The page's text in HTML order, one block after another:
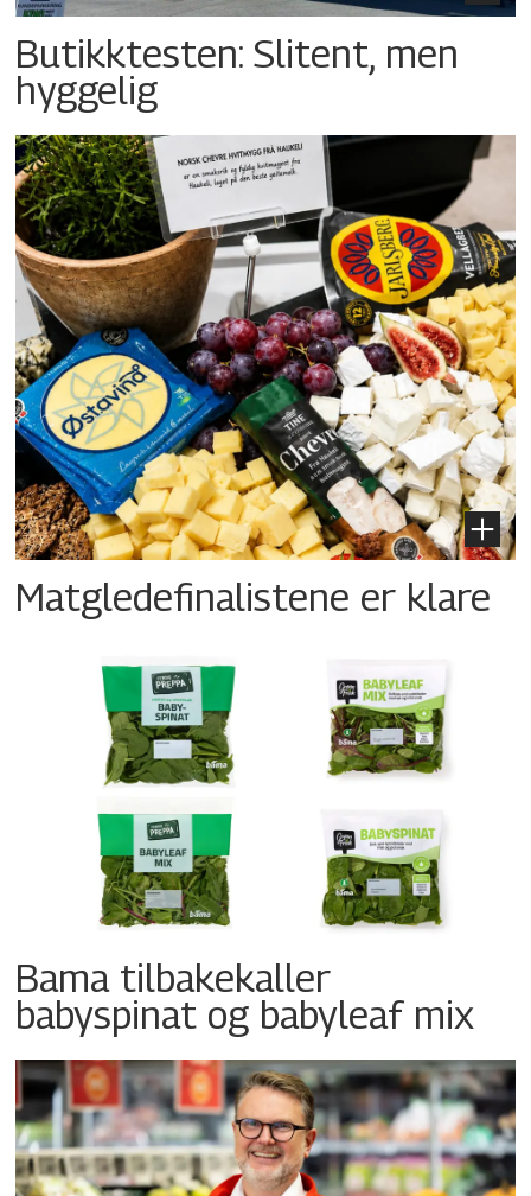
Butikktesten: Slitent, men
hyggelig
Matgledefinalistene er klare
Bama tilbakekaller
babyspinat og babyleaf mix